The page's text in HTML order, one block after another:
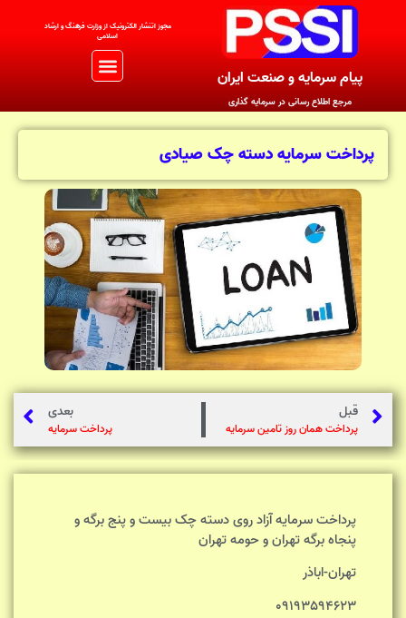
پیام سرمایه و صنعت ایران
مرجع اطلاع رسانی در سرمایه گذاری
مجوز اتنشار الکترونیک از وزارت فرهنگ و ارشاد
اسلامی
پرداخت سرمایه دسته چک صیادی
قبل
پرداخت همان روز تامین سرمایه
بعدی
پرداخت سرمایه
پرداخت سرمایه آزاد روی دسته چک بیست و پنج برگه و
پنجاه برگه تهران و حومه تهران
تهران-اباذر
09193594623